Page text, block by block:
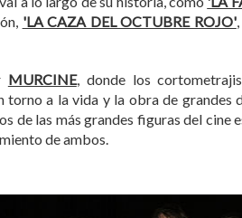
'LA CAZA DEL OCTUBRE ROJO'
MURCINE, donde los
torno a la vida y la obra de
de las más grandes figuras del cine
de ambos.